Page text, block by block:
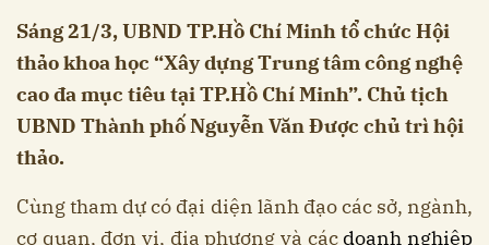
Sáng 21/3, UBND TP.Hồ Chí Minh tổ chức Hội
thảo khoa học “Xây dựng Trung tâm công nghệ
cao đa mục tiêu tại TP.Hồ Chí Minh”. Chủ tịch
UBND Thành phố Nguyễn Văn Được chủ trì hội
thảo.
Cùng tham dự có đại diện lãnh đạo các sở, ngành,
cơ quan, đơn vị, địa phương và các doanh nghiệp